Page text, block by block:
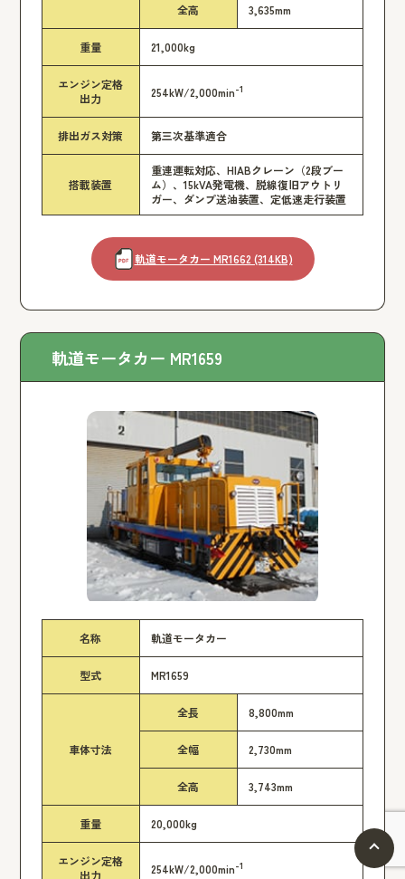
全高 3,635mm
重量 21,000kg
エンジン定格
出力
254kW/2,000min-1
排出ガス対策 第三次基準適合
搭載装置
重連運転対応、HIABクレーン（2段ブー
ム）、15kVA発電機、脱線復旧アウトリ
ガー、ダンプ送油装置、定低速走行装置
軌道モータカー MR1662 (314KB)
軌道モータカー MR1659
名称 軌道モータカー
型式 MR1659
車体寸法
全長 8,800mm
全幅 2,730mm
全高 3,743mm
重量 20,000kg
エンジン定格
出力
254kW/2,000min-1